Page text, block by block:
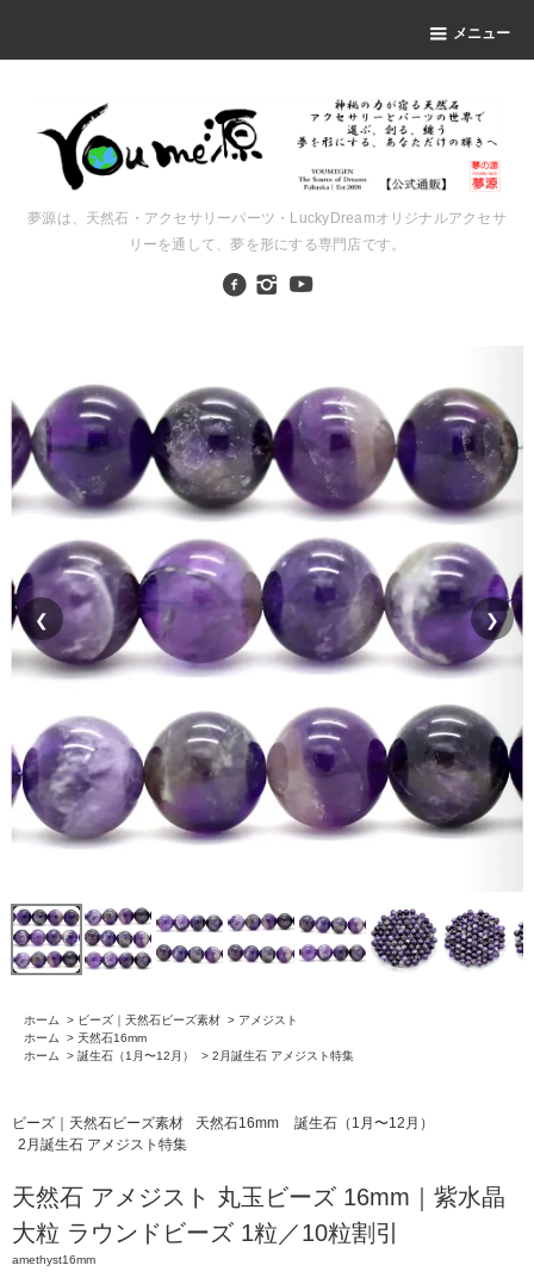
メニュー
夢源は、天然石・アクセサリーパーツ・LuckyDreamオリジナルアクセサ
リーを通して、夢を形にする専門店です。
❮ ❯
ホーム > ビーズ｜天然石ビーズ素材 > アメジスト
ホーム
> 天然石16mm
ホーム
> 誕生石（1月〜12月） > 2月誕生石 アメジスト特集
ビーズ｜天然石ビーズ素材 天然石16mm
誕生石（1月〜12月）
2月誕生石 アメジスト特集
天然石 アメジスト 丸玉ビーズ 16mm｜紫水晶
大粒 ラウンドビーズ 1粒／10粒割引
amethyst16mm